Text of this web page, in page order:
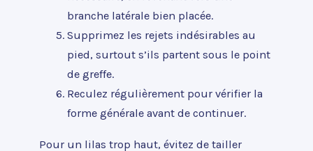
branche latérale bien placée.
Supprimez les rejets indésirables au
pied, surtout s’ils partent sous le point
de greffe.
Reculez régulièrement pour vérifier la
forme générale avant de continuer.
Pour un lilas trop haut, évitez de tailler